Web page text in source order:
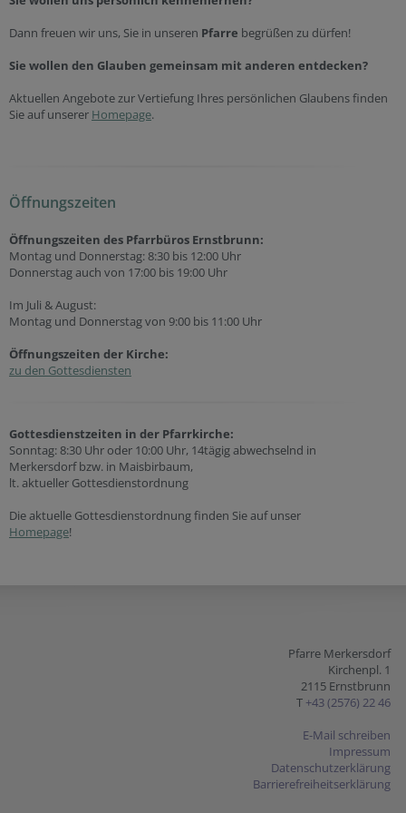
Dann freuen wir uns, Sie in unseren Pfarre begrüßen zu dürfen!
Sie wollen den Glauben gemeinsam mit anderen entdecken?
Aktuellen Angebote zur Vertiefung Ihres persönlichen Glaubens finden
Sie auf unserer Homepage.
Öffnungszeiten
Öffnungszeiten des Pfarrbüros Ernstbrunn:
Montag und Donnerstag: 8:30 bis 12:00 Uhr
Donnerstag auch von 17:00 bis 19:00 Uhr
Im Juli & August:
Montag und Donnerstag von 9:00 bis 11:00 Uhr
Öffnungszeiten der Kirche:
zu den Gottesdiensten
Gottesdienstzeiten in der Pfarrkirche:
Sonntag: 8:30 Uhr oder 10:00 Uhr, 14tägig abwechselnd in
Merkersdorf bzw. in Maisbirbaum,
lt. aktueller Gottesdienstordnung
Die aktuelle Gottesdienstordnung finden Sie auf unser
Homepage!
Pfarre Merkersdorf
Kirchenpl. 1
2115 Ernstbrunn
T +43 (2576) 22 46
E-Mail schreiben
Impressum
Datenschutzerklärung
Barrierefreiheitserklärung